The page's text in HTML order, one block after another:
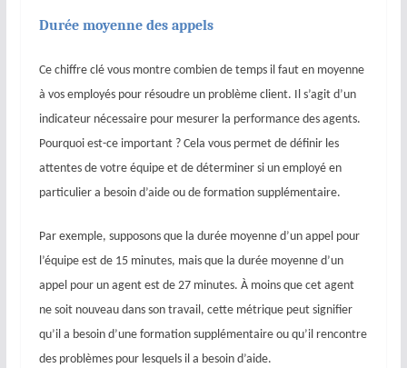
Durée moyenne des appels
Ce chiffre clé vous montre combien de temps il faut en moyenne
à vos employés pour résoudre un problème client. Il s’agit d’un
indicateur nécessaire pour mesurer la performance des agents.
Pourquoi est-ce important ? Cela vous permet de définir les
attentes de votre équipe et de déterminer si un employé en
particulier a besoin d’aide ou de formation supplémentaire.
Par exemple, supposons que la durée moyenne d’un appel pour
l’équipe est de 15 minutes, mais que la durée moyenne d’un
appel pour un agent est de 27 minutes. À moins que cet agent
ne soit nouveau dans son travail, cette métrique peut signifier
qu’il a besoin d’une formation supplémentaire ou qu’il rencontre
des problèmes pour lesquels il a besoin d’aide.